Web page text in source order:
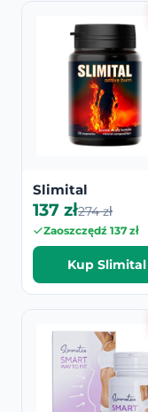
Slimital
137 zł274 zł
Zaoszczędź 137 zł
Kup Slimital